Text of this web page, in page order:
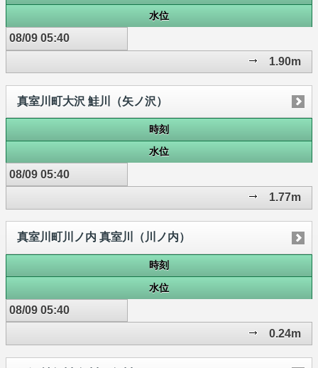
水位
08/09 05:40
1.90m
真室川町大沢 鮭川（矢ノ沢）
時刻
水位
08/09 05:40
1.77m
真室川町川ノ内 真室川（川ノ内）
時刻
水位
08/09 05:40
0.24m